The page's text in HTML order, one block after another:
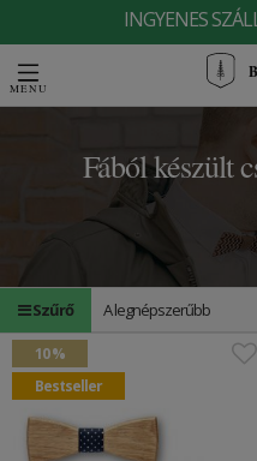
INGYENES
Fából készült
Szűrő A legnépszerűbb
10 %
Bestseller